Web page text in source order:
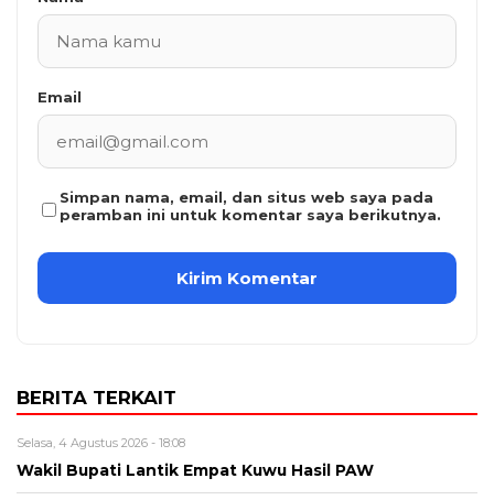
Email
Simpan nama, email, dan situs web saya pada
peramban ini untuk komentar saya berikutnya.
BERITA TERKAIT
Selasa, 4 Agustus 2026 - 18:08
Wakil Bupati Lantik Empat Kuwu Hasil PAW